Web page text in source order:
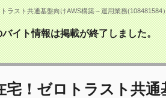
ラスト共通基盤向けAWS構築～運用業務(108481584
バイト情報は掲載が終了しました。
宅！ゼロトラスト共通